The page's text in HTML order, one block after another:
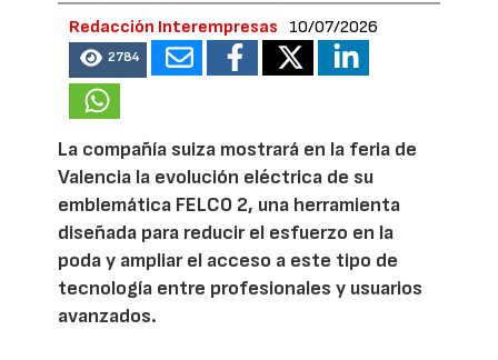
Redacción Interempresas 10/07/2026
2784
La compañía suiza mostrará en la feria de
Valencia la evolución eléctrica de su
emblemática FELCO 2, una herramienta
diseñada para reducir el esfuerzo en la
poda y ampliar el acceso a este tipo de
tecnología entre profesionales y usuarios
avanzados.